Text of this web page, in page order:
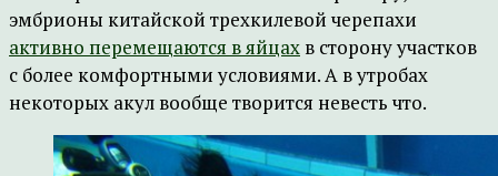
эмбрионы китайской трехкилевой черепахи
активно перемещаются в яйцах в сторону участков
с более комфортными условиями. А в утробах
некоторых акул вообще творится невесть что.